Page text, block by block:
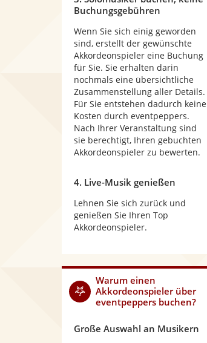
Buchungsgebühren
Wenn Sie sich einig geworden
sind, erstellt der gewünschte
Akkordeonspieler eine Buchung
für Sie. Sie erhalten darin
nochmals eine übersichtliche
Zusammenstellung aller Details.
Für Sie entstehen dadurch keine
Kosten durch eventpeppers.
Nach Ihrer Veranstaltung sind
sie berechtigt, Ihren gebuchten
Akkordeonspieler zu bewerten.
4. Live-Musik genießen
Lehnen Sie sich zurück und
genießen Sie Ihren Top
Akkordeonspieler.
Warum einen
Akkordeonspielerüber
eventpeppers buchen?
Große Auswahl an Musikern